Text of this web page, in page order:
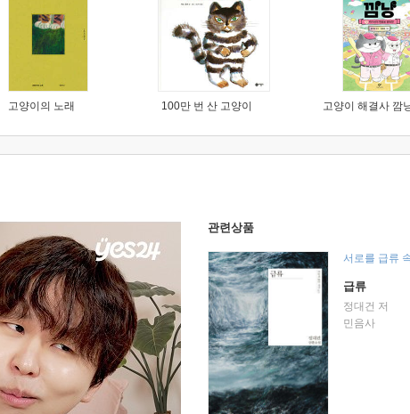
고양이의 노래 100만 번 산 고양이 고양이 해결사 깜
관련상품
서로를 급류
급류
정대건 저
민음사